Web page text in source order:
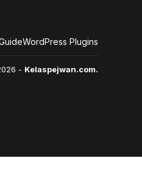
WordPress Plugins
- Kelaspejwan.com.